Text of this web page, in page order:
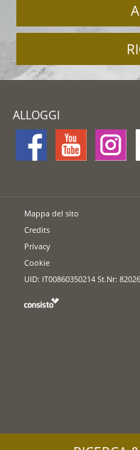
ALLOGGI
Mappa del sito
Credits
Privacy
Cookie
UID: IT00860350214 St.Nr: